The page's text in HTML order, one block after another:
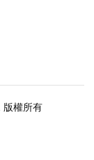
權所有